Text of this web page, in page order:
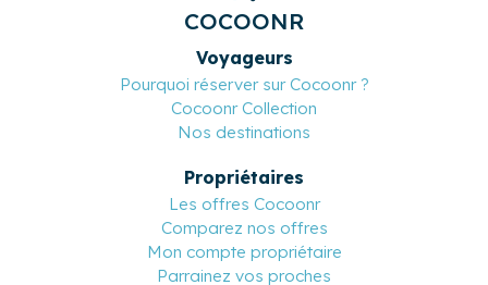
COCOONR
Voyageurs
Pourquoi réserver sur Cocoonr ?
Cocoonr Collection
Nos destinations
Propriétaires
Les offres Cocoonr
Comparez nos offres
Mon compte propriétaire
Parrainez vos proches